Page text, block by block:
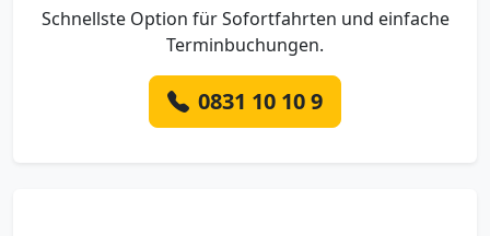
Schnellste Option für Sofortfahrten und einfache
Terminbuchungen.
0831 10 10 9